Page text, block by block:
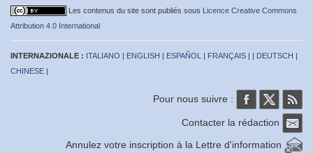
Les contenus du site sont publiés sous Licence Creative Commons
Attribution 4.0 International
INTERNAZIONALE : ITALIANO | ENGLISH | ESPAÑOL | FRANÇAIS | | DEUTSCH |
CHINESE |
Pour nous suivre :
Contacter la rédaction
Annulez votre inscription à la Lettre d'information